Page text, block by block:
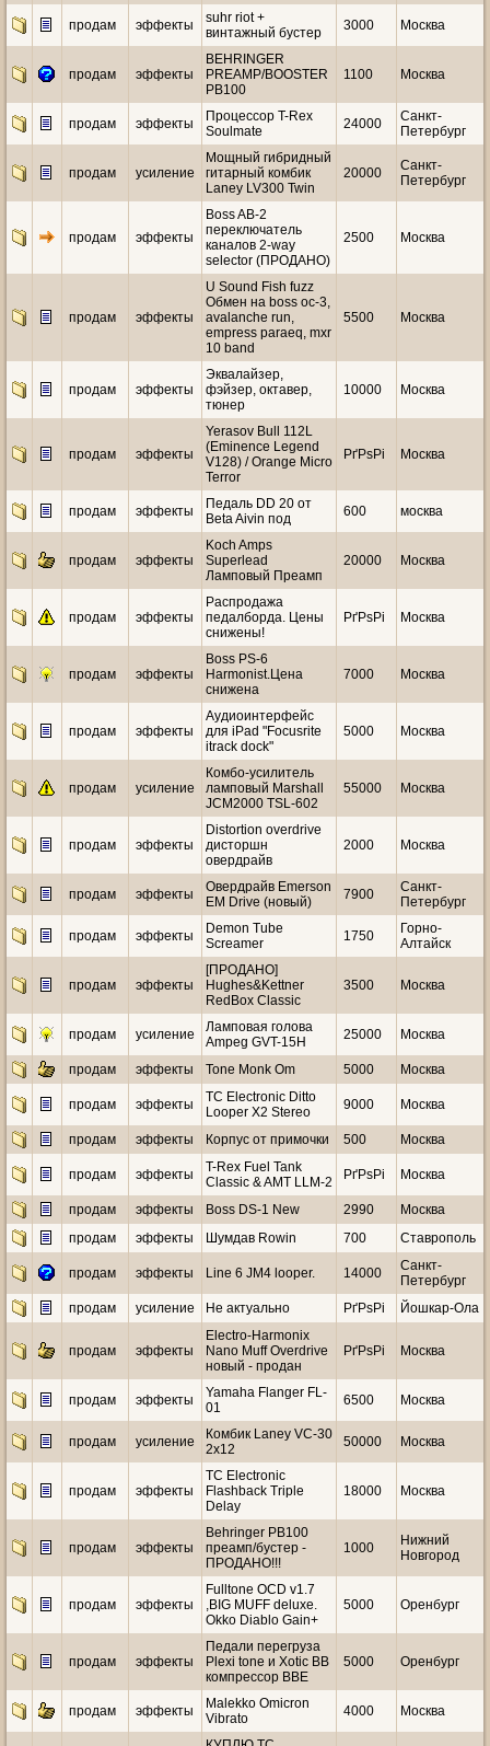
продам эффекты
suhr riot +
винтажный бустер
3000 Москва
продам эффекты
BEHRINGER
PREAMP/BOOSTER
PB100
1100 Москва
продам эффекты
Процессор T-Rex
Soulmate
24000
Санкт-
Петербург
продам усиление
Мощный гибридный
гитарный комбик
Laney LV300 Twin
20000
Санкт-
Петербург
продам эффекты
Boss AB-2
переключатель
каналов 2-way
selector (ПРОДАНО)
2500 Москва
продам эффекты
U Sound Fish fuzz
Обмен на boss oc-3,
avalanche run,
empress paraeq, mxr
10 band
5500 Москва
продам эффекты
Эквалайзер,
фэйзер, октавер,
тюнер
10000 Москва
продам эффекты
Yerasov Bull 112L
(Eminence Legend
V128) / Orange Micro
Terror
РґРѕРі Москва
продам эффекты
Педаль DD 20 от
Beta Aivin под
600 москва
продам эффекты
Koch Amps
Superlead
Ламповый Преамп
20000 Москва
продам эффекты
Распродажа
педалборда. Цены
снижены!
РґРѕРі Москва
продам эффекты
Boss PS-6
Harmonist.Цена
снижена
7000 Москва
продам эффекты
Аудиоинтерфейс
для iPad "Focusrite
itrack dock"
5000 Москва
продам усиление
Комбо-усилитель
ламповый Marshall
JCM2000 TSL-602
55000 Москва
продам эффекты
Distortion overdrive
дисторшн
овердрайв
2000 Москва
продам эффекты
Овердрайв Emerson
EM Drive (новый)
7900
Санкт-
Петербург
продам эффекты
Demon Tube
Screamer
1750
Горно-
Алтайск
продам эффекты
[ПРОДАНО]
Hughes&Kettner
RedBox Classic
3500 Москва
продам усиление
Ламповая голова
Ampeg GVT-15H
25000 Москва
продам эффекты Tone Monk Om 5000 Москва
продам эффекты
TC Electronic Ditto
Looper X2 Stereo
9000 Москва
продам эффекты Корпус от примочки 500 Москва
продам эффекты
T-Rex Fuel Tank
Classic & AMT LLM-2
РґРѕРі Москва
продам эффекты Boss DS-1 New 2990
Москва
продам
эффекты Шумдав Rowin 700 Ставрополь
продам эффекты Line 6 JM4 looper. 14000
Санкт-
Петербург
продам
усиление Не актуально РґРѕРі Йошкар-Ола
продам эффекты
Electro-Harmonix
Nano Muff Overdrive
новый - продан
РґРѕРі Москва
продам эффекты
Yamaha Flanger FL-
01
6500 Москва
продам усиление
Комбик Laney VC-30
2x12
50000 Москва
продам эффекты
TC Electronic
Flashback Triple
Delay
18000 Москва
продам эффекты
Behringer PB100
преамп/бустер -
ПРОДАНО!!!
1000
Нижний
Новгород
продам эффекты
Fulltone OCD v1.7
,BIG MUFF deluxe.
Okko Diablo Gain+
5000 Оренбург
продам эффекты
Педали перегруза
Plexi tone и Xotic BB
компрессор ВВЕ
5000 Оренбург
продам эффекты
Malekko Omicron
Vibrato
4000 Москва